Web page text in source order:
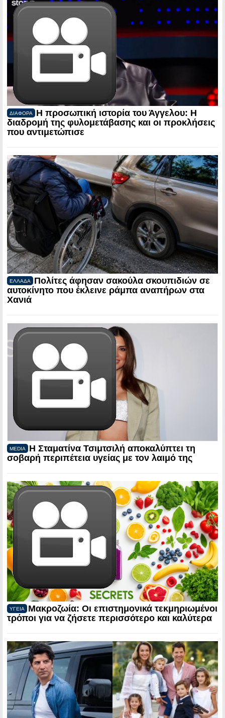
ΔΙΑΦΟΡΑ
Η προσωπική ιστορία του Άγγελου: Η
διαδρομή της φυλομετάβασης και οι προκλήσεις
που αντιμετώπισε
ΕΛΛΑΔΑ
Πολίτες άφησαν σακούλα σκουπιδιών σε
αυτοκίνητο που έκλεινε ράμπα αναπήρων στα
Χανιά
MEDIA
Η Σταματίνα Τσιμτσιλή αποκαλύπτει τη
σοβαρή περιπέτεια υγείας με τον λαιμό της
ΥΓΕΙΑ
Μακροζωία: Οι επιστημονικά τεκμηριωμένοι
τρόποι για να ζήσετε περισσότερο και καλύτερα